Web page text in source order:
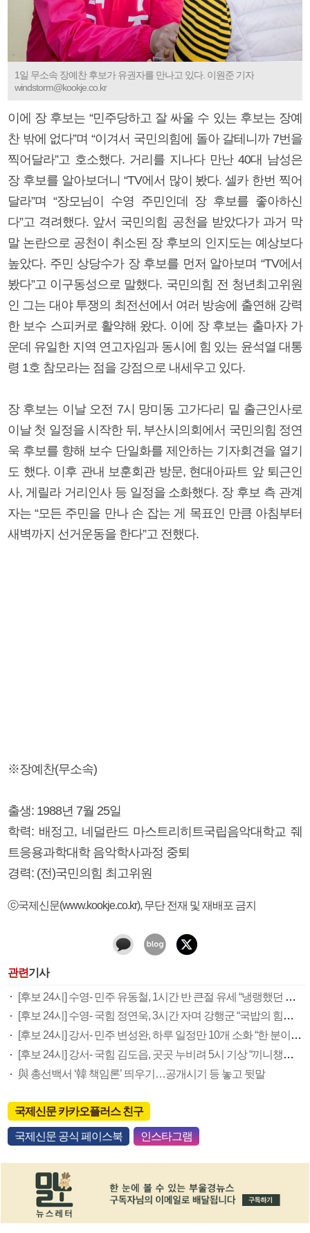
1일 무소속 장예찬 후보가 유권자를 만나고 있다. 이원준 기자
windstorm@kookje.co.kr
이에 장 후보는 “민주당하고 잘 싸울 수 있는 후보는 장예
찬 밖에 없다”며 “이겨서 국민의힘에 돌아 갈테니까 7번을
찍어달라”고 호소했다. 거리를 지나다 만난 40대 남성은
장 후보를 알아보더니 “TV에서 많이 봤다. 셀카 한번 찍어
달라”며 “장모님이 수영 주민인데 장 후보를 좋아하신
다”고 격려했다. 앞서 국민의힘 공천을 받았다가 과거 막
말 논란으로 공천이 취소된 장 후보의 인지도는 예상보다
높았다. 주민 상당수가 장 후보를 먼저 알아보며 “TV에서
봤다”고 이구동성으로 말했다. 국민의힘 전 청년최고위원
인 그는 대야 투쟁의 최전선에서 여러 방송에 출연해 강력
한 보수 스피커로 활약해 왔다. 이에 장 후보는 출마자 가
운데 유일한 지역 연고자임과 동시에 힘 있는 윤석열 대통
령 1호 참모라는 점을 강점으로 내세우고 있다.
장 후보는 이날 오전 7시 망미동 고가다리 밑 출근인사로
이날 첫 일정을 시작한 뒤, 부산시의회에서 국민의힘 정연
욱 후보를 향해 보수 단일화를 제안하는 기자회견을 열기
도 했다. 이후 관내 보훈회관 방문, 현대아파트 앞 퇴근인
사, 게릴라 거리인사 등 일정을 소화했다. 장 후보 측 관계
자는 “모든 주민을 만나 손 잡는 게 목표인 만큼 아침부터
새벽까지 선거운동을 한다”고 전했다.
※장예찬(무소속)
출생: 1988년 7월 25일
학력: 배정고, 네덜란드 마스트리히트국립음악대학교 줴
트응용과학대학 음악학사과정 중퇴
경력: (전)국민의힘 최고위원
ⓒ국제신문(www.kookje.co.kr), 무단 전재 및 재배포 금지
관련기사
[후보 24시] 수영- 민주 유동철, 1시간 반 큰절 유세 “냉랭했던 민심 변화”
[후보 24시] 수영- 국힘 정연욱, 3시간 자며 강행군 “국밥의 힘으로 버텨”
[후보 24시] 강서- 민주 변성완, 하루 일정만 10개 소화 “한 분이라도 더 뵙고파”
[후보 24시] 강서- 국힘 김도읍, 곳곳 누비려 5시 기상 “끼니챙길 시간도 없죠”
與 총선백서 ‘韓 책임론’ 띄우기…공개시기 등 놓고 뒷말
국제신문 카카오플러스 친구
국제신문 공식 페이스북 인스타그램